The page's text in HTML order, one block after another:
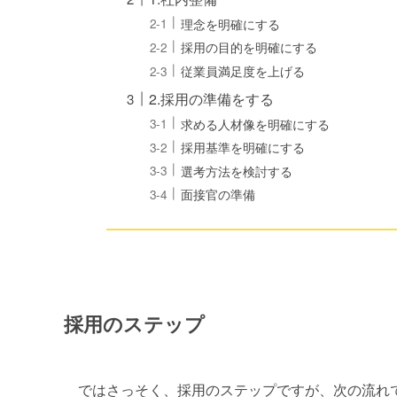
理念を明確にする
採用の目的を明確にする
従業員満足度を上げる
2.採用の準備をする
求める人材像を明確にする
採用基準を明確にする
選考方法を検討する
面接官の準備
採用のステップ
ではさっそく、採用のステップですが、次の流れ